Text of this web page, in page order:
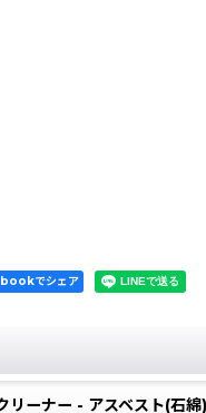
でシェア
リーナー - アスベスト(石